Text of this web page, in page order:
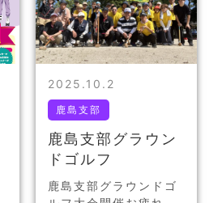
2025.10.2
鹿島支部
鹿島支部グラウン
ドゴルフ
鹿島支部グラウンドゴ